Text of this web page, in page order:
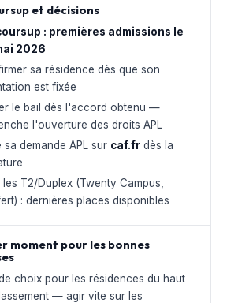
et décisions
: premières admissions le
2026
sa résidence dès que son
est fixée
le bail dès l'accord obtenu —
l'ouverture des droits APL
sa demande APL sur caf.fr dès la
les T2/Duplex (Twenty Campus,
: dernières places disponibles
moment pour les bonnes
choix pour les résidences du haut
— agir vite sur les